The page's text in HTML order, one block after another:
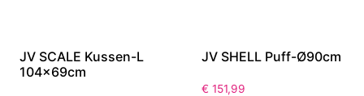
JV SCALE Kussen-L
104x69cm
JV SHELL Puff-Ø90cm
€ 151,99